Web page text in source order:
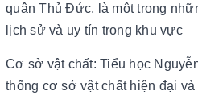
quận Thủ Đức, là một trong
lịch sử và uy tín trong khu vực
Cơ sở vật chất: Tiểu học
thống cơ sở vật chất hiện đại